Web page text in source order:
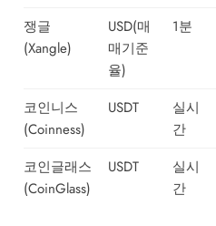
쟁글
(Xangle)
USD(매
매기준
율)
1분
코인니스
(Coinness)
USDT
실시
간
코인글래스
(CoinGlass)
USDT
실시
간